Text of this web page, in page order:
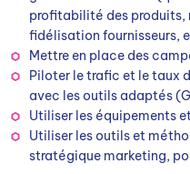
profitabilité des produits,
fidélisation fournisseurs,
Mettre en place des
Piloter le trafic et le taux
avec les outils adaptés
Utiliser les équipements
Utiliser les outils et
stratégique marketing,